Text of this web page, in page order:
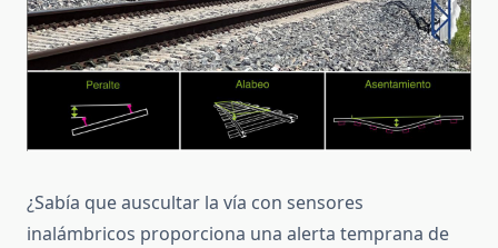
¿Sabía que auscultar la vía con sensores
inalámbricos proporciona una alerta temprana de